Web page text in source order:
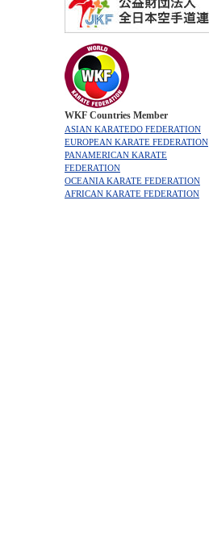
WKF Countries Member
ASIAN KARATEDO FEDERATION
EUROPEAN KARATE FEDERATION
PANAMERICAN KARATE
FEDERATION
OCEANIA KARATE FEDERATION
AFRICAN KARATE FEDERATION